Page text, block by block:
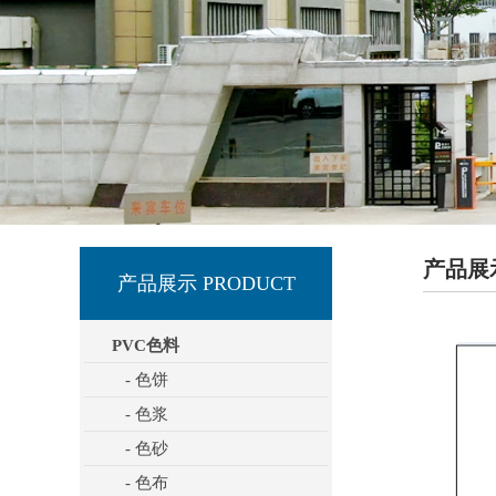
产品展示 PRODUCT
PVC色料
- 色饼
- 色浆
- 色砂
- 色布
产品展